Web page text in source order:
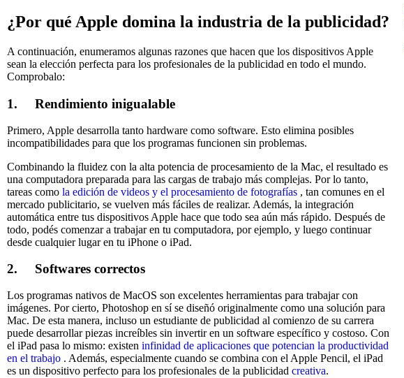
¿Por qué Apple domina la industria de la publicidad?
A continuación, enumeramos algunas razones que hacen que los dispositivos Apple
sean la elección perfecta para los profesionales de la publicidad en todo el mundo.
Comprobalo:
1. Rendimiento inigualable
Primero, Apple desarrolla tanto hardware como software. Esto elimina posibles
incompatibilidades para que los programas funcionen sin problemas.
Combinando la fluidez con la alta potencia de procesamiento de la Mac, el resultado es
una computadora preparada para las cargas de trabajo más complejas. Por lo tanto,
tareas como la edición de videos y el procesamiento de fotografías , tan comunes en el
mercado publicitario, se vuelven más fáciles de realizar. Además, la integración
automática entre tus dispositivos Apple hace que todo sea aún más rápido. Después de
todo, podés comenzar a trabajar en tu computadora, por ejemplo, y luego continuar
desde cualquier lugar en tu iPhone o iPad.
2. Softwares correctos
Los programas nativos de MacOS son excelentes herramientas para trabajar con
imágenes. Por cierto, Photoshop en sí se diseñó originalmente como una solución para
Mac. De esta manera, incluso un estudiante de publicidad al comienzo de su carrera
puede desarrollar piezas increíbles sin invertir en un software específico y costoso. Con
el iPad pasa lo mismo: existen infinidad de aplicaciones que potencian la productividad
en el trabajo . Además, especialmente cuando se combina con el Apple Pencil, el iPad
es un dispositivo perfecto para los profesionales de la publicidad creativa.